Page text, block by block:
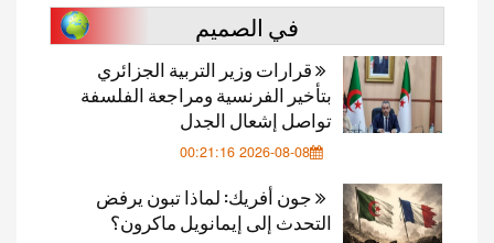
في الصميم
قرارات وزير التربية الجزائري
بتأخير الفرنسية ومراجعة الفلسفة
تواصل إشعال الجدل
2026-08-08 00:21:16
جون أفريك: لماذا تبون يرفض
التحدث إلى إيمانويل ماكرون؟